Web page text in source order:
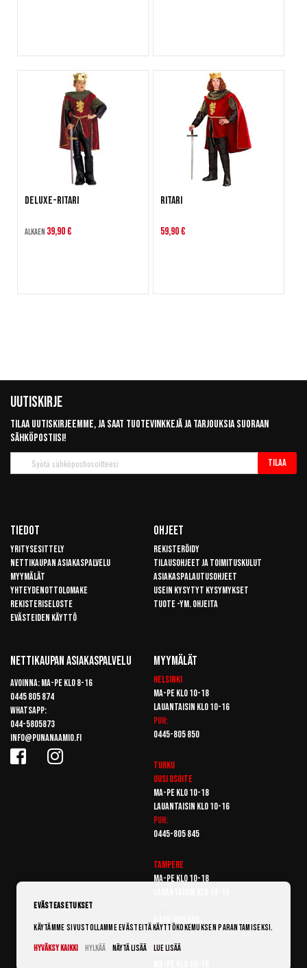
Deluxe-Ritari
Alkaen 39,90 €
Ritari
59,90 €
Uutiskirje
Tilaa uutiskirjeemme, ja saat tuotevinkkejä ja tarjouksia suoraan
sähköpostiisi!
uutiskirje
Tilaa
Tiedot
Yritysesittely
Nettikaupan asiakaspalvelu
Myymälät
Yhteydenottolomake
Rekisteriseloste
Evästeiden käyttö
Ohjeet
Rekisteröidy
Tilausohjeet ja toimituskulut
Asiakaspalautusohjeet
Usein kysytyt kysymykset
Tuote -ym. ohjeita
Nettikaupan Asiakaspalvelu
Avoinna: Ma-pe klo 8-16
0445 805 874
Whatsapp:
044-5805873
info@punanaamio.fi
Myymälät
Helsinki
Ma-pe klo 10-18
Lauantaisin klo 10-16
Puh:
0445-805 850
Turku
Uusi osoite
Ma-pe klo 10-18
Lauantaisin klo 10-16
Puh:
0445-805 845
Tampere
Ma-pe klo 10-18
Vantaa
Evästeasetukset
Käytämme sivustollamme evästeitä käyttökokemuksen parantamiseksi.
Hyväksy kaikki
Hylkää Näytä lisää Lue lisää